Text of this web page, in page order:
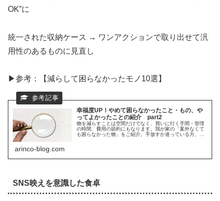
OK”に
統一された収納ケース → ワンアクションで取り出せて汎
用性のあるものに見直し
▶参考：【減らして困らなかったモノ10選】
幸福度UP！やめて困らなかったこと・もの、や
ってよかったことの紹介 part2
物を減らすことは空間だけでなく、買いに行く手間・管理
の時間、費用の節約にもなります。我が家の「案外なくて
も困らなかった物」をご紹介。手放すか迷っている方、購
arinco-blog.com
SNS映えを意識した食卓